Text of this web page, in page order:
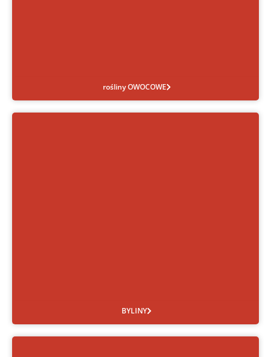
rośliny OWOCOWE
BYLINY